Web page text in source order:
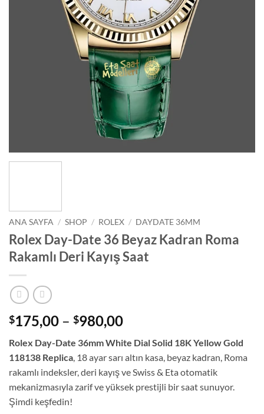
ANA SAYFA / SHOP / ROLEX / DAYDATE 36MM
Rolex Day-Date 36 Beyaz Kadran Roma
Rakamlı Deri Kayış Saat
$175,00 – $980,00Fiyat
$175,00
-
$980,00
Rolex Day-Date 36mm White Dial Solid 18K Yellow Gold
118138 Replica , 18 ayar sarı altın kasa, beyaz kadran, Roma
rakamlı indeksler, deri kayış ve Swiss & Eta otomatik
mekanizmasıyla zarif ve yüksek prestijli bir saat sunuyor.
Şimdi keşfedin!